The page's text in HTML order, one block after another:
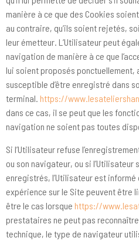
manière à ce que des Cookies
au contraire, qu’ils soient rejetés,
leur émetteur. L’Utilisateur peut
navigation de manière à ce que
lui soient proposés ponctuellement,
susceptible d’être enregistré dans
terminal. https://
dans ce cas, il se peut que les
navigation ne soient pas toutes
Si l’Utilisateur refuse
ou son navigateur, ou si l’Utilisateur
enregistrés, l’Utilisateur est
expérience sur le Site peuvent être
être le cas lorsque https://
prestataires ne peut pas
technique, le type de navigateur